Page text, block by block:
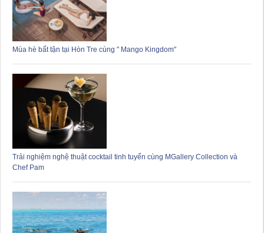
Mùa hè bất tận tại Hòn Tre cùng " Mango Kingdom"
Trải nghiệm nghệ thuật cocktail tinh tuyển cùng MGallery Collection và
Chef Pam